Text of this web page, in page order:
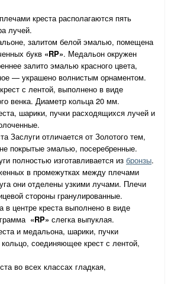
креста располагаются пять
лучей.
залитом белой эмалью, помещена
букв «RP». Медальон окружен
залито эмалью красного цвета,
— украшено волнистым орнаментом.
с лентой, выполнено в виде
венка. Диаметр кольца 20 мм.
шарики, пучки расходящихся лучей и
Заслуги отличается от Золотого тем,
покрытые эмалью, посеребренные.
полностью изготавливается из бронзы.
в промежутках между плечами
они отделены узкими лучами. Плечи
стороны гранулированные.
центре креста выполнено в виде
«RP» слегка выпуклая.
и медальона, шарики, пучки
соединяющее крест с лентой,
во всех классах гладкая,